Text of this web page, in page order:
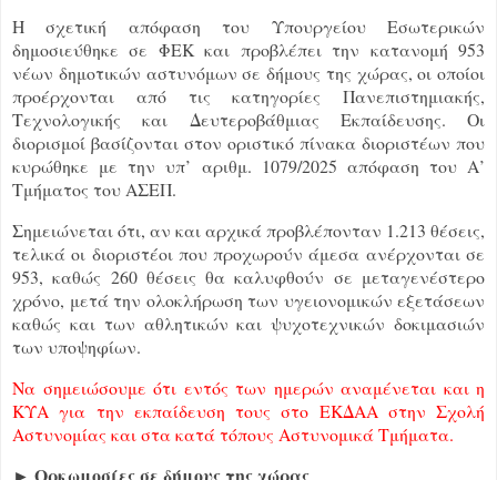
Η σχετική απόφαση του Υπουργείου Εσωτερικών
δημοσιεύθηκε σε ΦΕΚ και προβλέπει την κατανομή 953
νέων δημοτικών αστυνόμων σε δήμους της χώρας, οι οποίοι
προέρχονται από τις κατηγορίες Πανεπιστημιακής,
Τεχνολογικής και Δευτεροβάθμιας Εκπαίδευσης. Οι
διορισμοί βασίζονται στον οριστικό πίνακα διοριστέων που
κυρώθηκε με την υπ’ αριθμ. 1079/2025 απόφαση του Α’
Τμήματος του ΑΣΕΠ.
Σημειώνεται ότι, αν και αρχικά προβλέπονταν 1.213 θέσεις,
τελικά οι διοριστέοι που προχωρούν άμεσα ανέρχονται σε
953, καθώς 260 θέσεις θα καλυφθούν σε μεταγενέστερο
χρόνο, μετά την ολοκλήρωση των υγειονομικών εξετάσεων
καθώς και των αθλητικών και ψυχοτεχνικών δοκιμασιών
των υποψηφίων.
Να σημειώσουμε ότι εντός των ημερών αναμένεται και η
ΚΥΑ για την εκπαίδευση τους στο ΕΚΔΑΑ στην Σχολή
Αστυνομίας και στα κατά τόπους Αστυνομικά Τμήματα.
► Ορκωμοσίες σε δήμους της χώρας